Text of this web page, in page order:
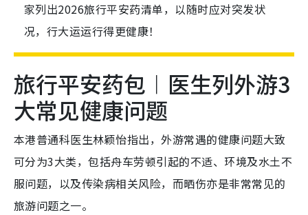
家列出2026旅行平安药清单，以随时应对突发状
况，行大运运行得更健康！
旅行平安药包︱医生列外游3
大常见健康问题
本港普通科医生林颖怡指出，外游常遇的健康问题大致
可分为3大类，包括舟车劳顿引起的不适、环境及水土不
服问题，以及传染病相关风险，而晒伤亦是非常常见的
旅游问题之一。